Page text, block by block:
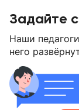
Задайте
Наши
него